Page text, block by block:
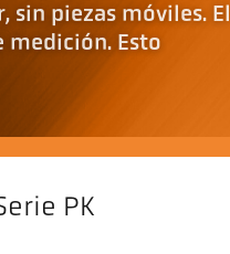
sin piezas móviles. El
Esto
PK